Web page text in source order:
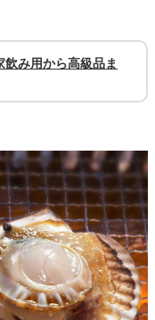
み用から高級品ま